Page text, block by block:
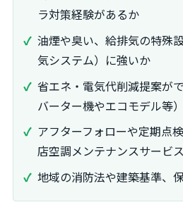
ラ対策経験があるか
油煙や臭い、給排気の特殊
気システム）に強いか
省エネ・電気代削減提案が
バーター機やエコモデル等）
アフターフォローや定期点
店空調メンテナンスサービ
地域の消防法や建築基準、